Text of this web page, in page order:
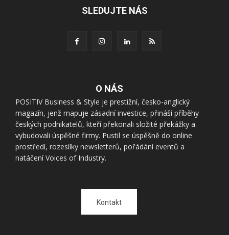
SLEDUJTE NÁS
O NÁS
POSITIV Business & Style je prestižní, česko-anglický
magazín, jenž mapuje zásadní investice, přináší příběhy
českých podnikatelů, kteří překonali složité překážky a
vybudovali úspěšné firmy. Pustil se úspěšně do online
prostředí, rozesílky newsletterů, pořádání eventů a
natáčení Voices of Industry.
Kontakt